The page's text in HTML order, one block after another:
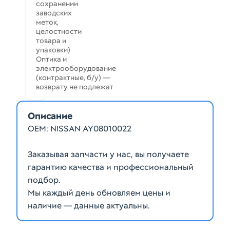
сохранении
заводских
меток,
целостности
товара и
упаковки)
Оптика и
электрооборудование
(контрактные, б/у) —
возврату не подлежат
Описание
ОЕМ: NISSAN AY08010022
Заказывая запчасти у нас, вы получаете
гарантию качества и профессиональный
подбор.
Мы каждый день обновляем цены и
наличие — данные актуальны.